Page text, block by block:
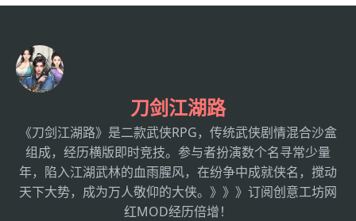
刀剑江湖路
《刀剑江湖路》是二款武侠RPG，传统武侠剧情混合沙盒
组成，经历横版即时竞技。参与者扮演数个名寻常少量
年，陷入江湖武林的血雨腥风，在纷争中成就侠名，搅动
天下大势，成为万人敬仰的大侠。》》》订阅创意工坊网
红MOD经历倍增！